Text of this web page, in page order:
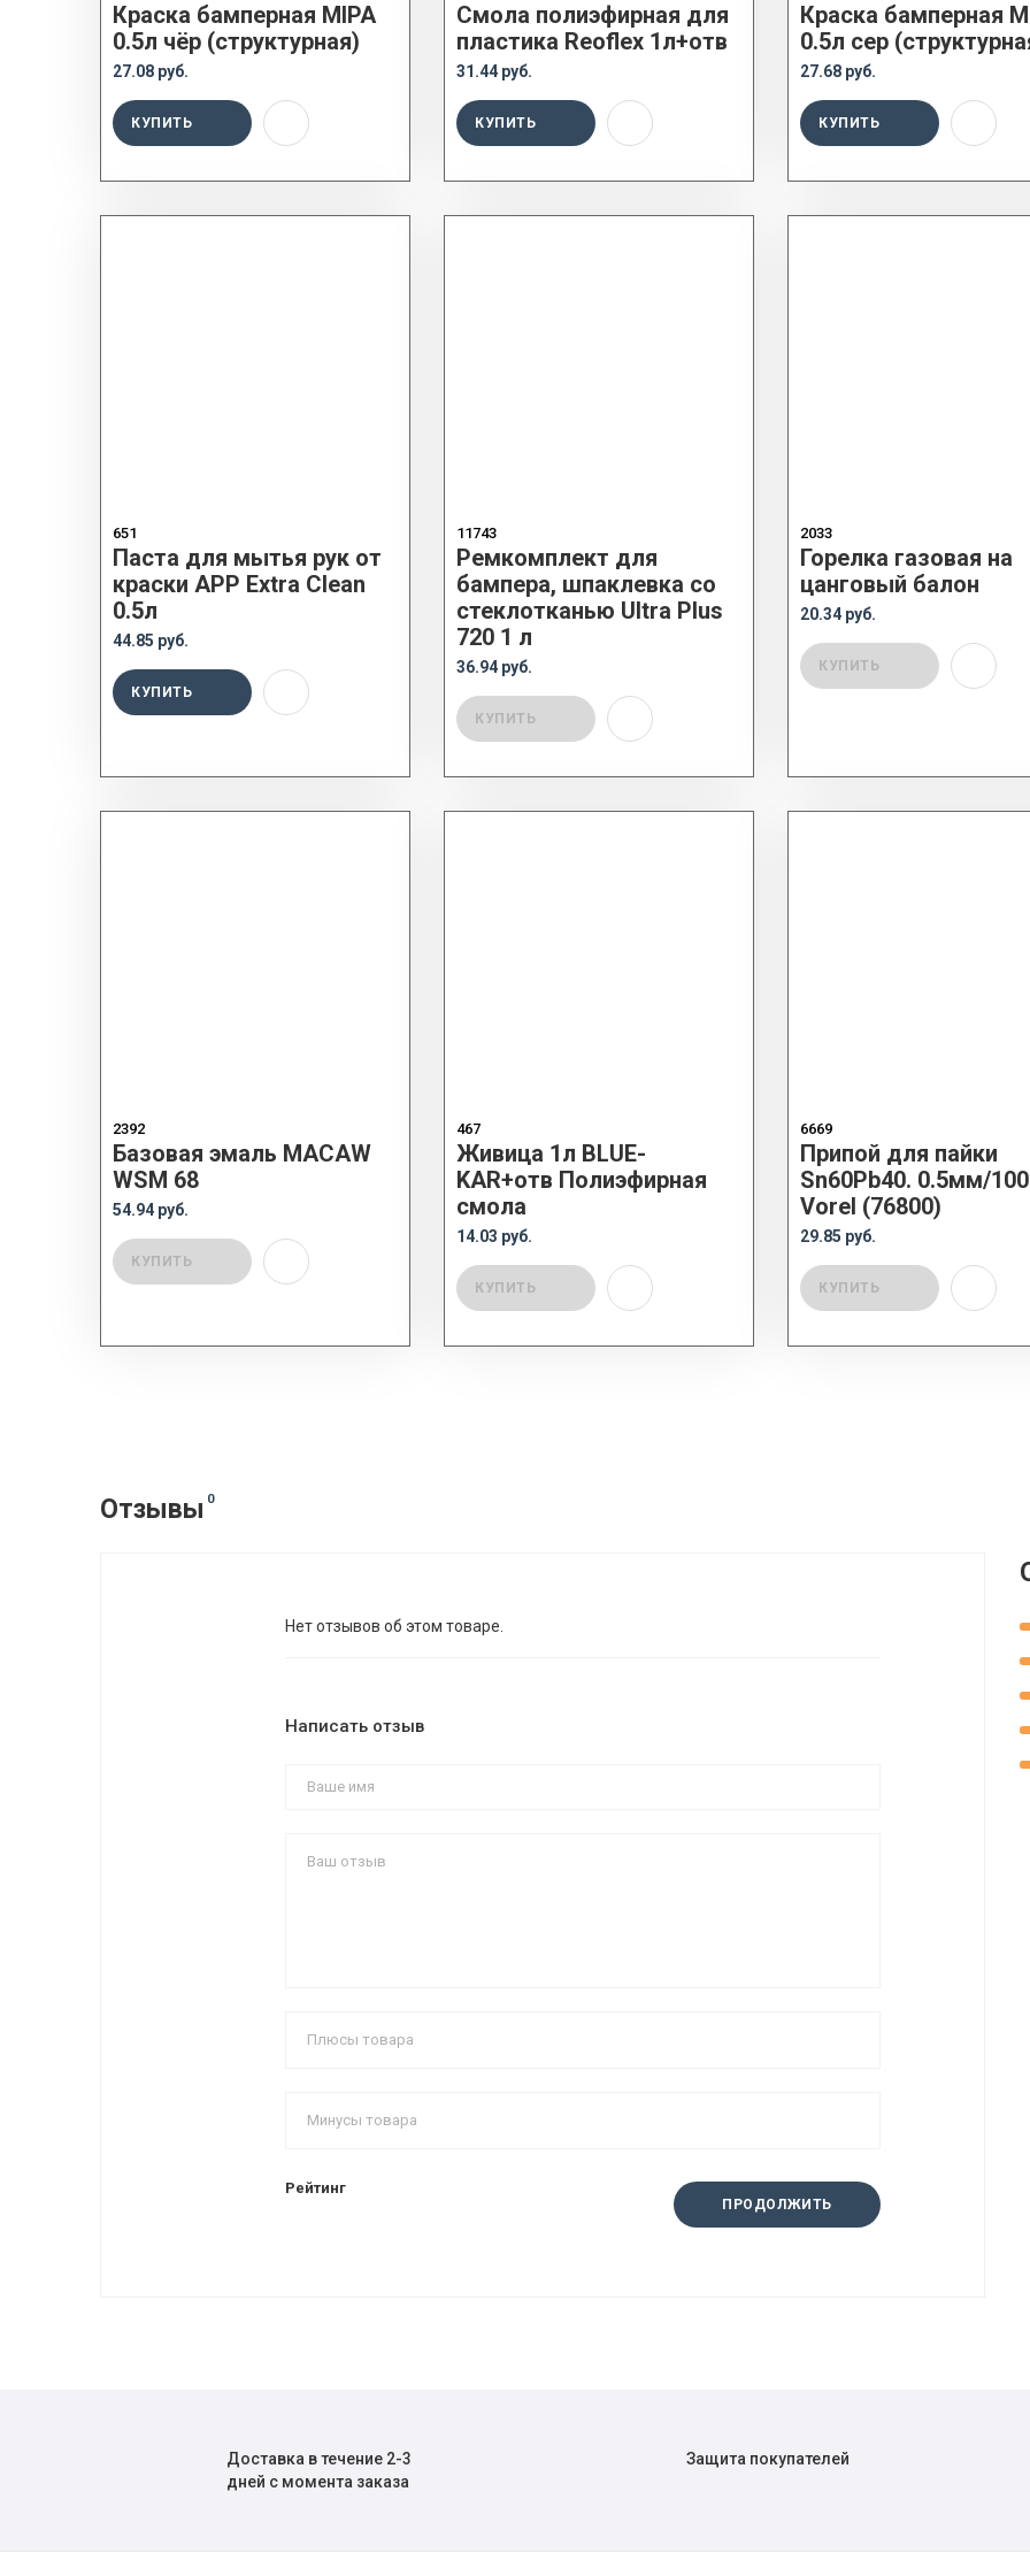
Краска бамперная MIPA
0.5л чёр (структурная)
27.08 руб.
КУПИТЬ
Смола полиэфирная для
пластика Reoflex 1л+отв
31.44 руб.
КУПИТЬ
Краска бамперная
0.5л сер
27.68 руб.
КУПИТЬ
651
Паста для мытья рук от
краски APP Extra Clean
0.5л
44.85 руб.
КУПИТЬ
11743
Ремкомплект для
бампера, шпаклевка со
стеклотканью Ultra Plus
720 1 л
36.94 руб.
КУПИТЬ
2033
Горелка газовая на
цанговый балон
20.34 руб.
КУПИТЬ
2392
Базовая эмаль MACAW
WSM 68
54.94 руб.
КУПИТЬ
467
Живица 1л BLUE-
KAR+отв Полиэфирная
смола
14.03 руб.
КУПИТЬ
6669
Припой для пайки
Sn60Pb40. 0.5мм/
Vorel (76800)
29.85 руб.
КУПИТЬ
Отзывы 0
Нет отзывов об этом товаре.
Написать отзыв
Рейтинг
ПРОДОЛЖИТЬ
Доставка в течение 2-3
дней с момента заказа
Защита покупателей